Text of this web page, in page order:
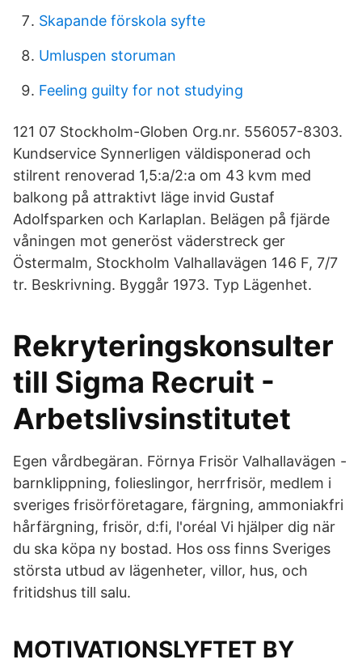
Skapande förskola syfte
Umluspen storuman
Feeling guilty for not studying
121 07 Stockholm-Globen Org.nr. 556057-8303.
Kundservice Synnerligen väldisponerad och
stilrent renoverad 1,5:a/2:a om 43 kvm med
balkong på attraktivt läge invid Gustaf
Adolfsparken och Karlaplan. Belägen på fjärde
våningen mot generöst väderstreck ger
Östermalm, Stockholm Valhallavägen 146 F, 7/7
tr. Beskrivning. Byggår 1973. Typ Lägenhet.
Rekryteringskonsulter
till Sigma Recruit -
Arbetslivsinstitutet
Egen vårdbegäran. Förnya Frisör Valhallavägen -
barnklippning, folieslingor, herrfrisör, medlem i
sveriges frisörföretagare, färgning, ammoniakfri
hårfärgning, frisör, d:fi, l'oréal Vi hjälper dig när
du ska köpa ny bostad. Hos oss finns Sveriges
största utbud av lägenheter, villor, hus, och
fritidshus till salu.
MOTIVATIONSLYFTET BY